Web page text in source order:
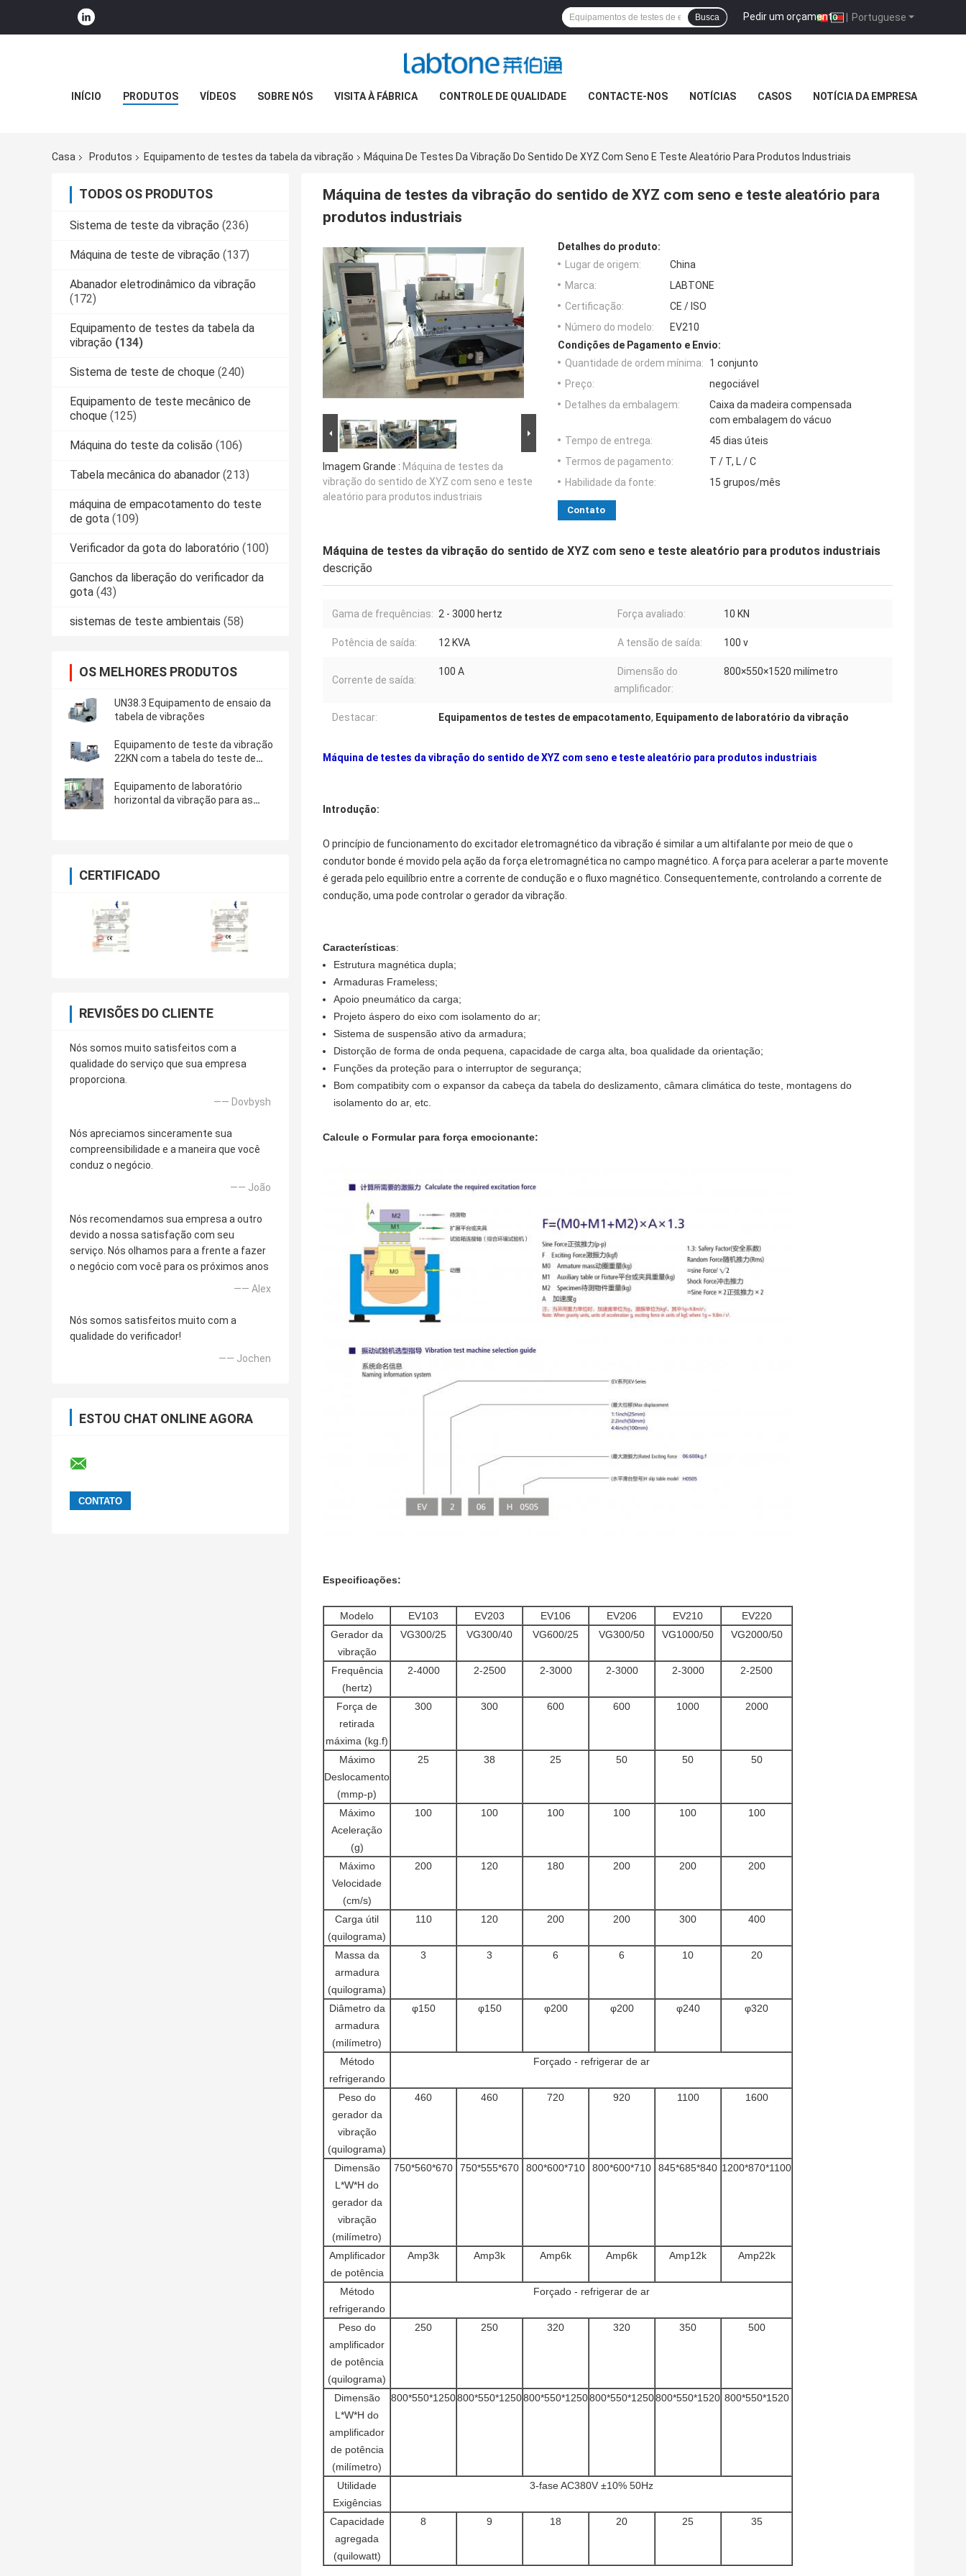
Portuguese
Pedir um orçamento |
Busca
INÍCIO PRODUTOS VÍDEOS SOBRE NÓS VISITA À FÁBRICA CONTROLE DE QUALIDADE CONTACTE-NOS NOTÍCIAS CASOS NOTÍCIA DA EMPRESA
Casa Produtos Equipamento de testes da tabela da vibração Máquina De Testes Da Vibração Do Sentido De XYZ Com Seno E Teste Aleatório Para Produtos Industriais
TODOS OS PRODUTOS
Sistema de teste da vibração (236)
Máquina de teste de vibração (137)
Abanador eletrodinâmico da vibração
(172)
Equipamento de testes da tabela da
vibração (134)
Sistema de teste de choque (240)
Equipamento de teste mecânico de
choque (125)
Máquina do teste da colisão (106)
Tabela mecânica do abanador (213)
máquina de empacotamento do teste
de gota (109)
Verificador da gota do laboratório (100)
Ganchos da liberação do verificador da
gota (43)
sistemas de teste ambientais (58)
OS MELHORES PRODUTOS
UN38.3 Equipamento de ensaio da
tabela de vibrações
Equipamento de teste da vibração
22KN com a tabela do teste de
vibração
Equipamento de laboratório
horizontal da vibração para as
CERTIFICADO
REVISÕES DO CLIENTE
Nós somos muito satisfeitos com a
qualidade do serviço que sua empresa
proporciona.
—— Dovbysh
Nós apreciamos sinceramente sua
compreensibilidade e a maneira que você
conduz o negócio.
—— João
Nós recomendamos sua empresa a outro
devido a nossa satisfação com seu
serviço. Nós olhamos para a frente a fazer
o negócio com você para os próximos anos
—— Alex
Nós somos satisfeitos muito com a
qualidade do verificador!
—— Jochen
ESTOU CHAT ONLINE AGORA
Máquina de testes da vibração do sentido de XYZ com seno e teste aleatório para
produtos industriais
Imagem Grande : Máquina de testes da
vibração do sentido de XYZ com seno e teste
aleatório para produtos industriais
Detalhes do produto:
Lugar de origem:
China
Marca:
LABTONE
Certificação:
CE / ISO
Número do modelo:
EV210
Condições de Pagamento e Envio:
Quantidade de ordem mínima:
1 conjunto
Preço:
negociável
Detalhes da embalagem:
Caixa da madeira compensada
com embalagem do vácuo
Tempo de entrega:
45 dias úteis
Termos de pagamento:
T / T, L / C
Habilidade da fonte:
15 grupos/mês
Contato
Máquina de testes da vibração do sentido de XYZ com seno e teste aleatório para produtos industriais
descrição
Gama de frequências: 2 - 3000 hertz Força avaliado: 10 KN
Potência de saída: 12 KVA A tensão de saída: 100 v
Corrente de saída:
100 A
Dimensão do
amplificador:
800×550×1520 milímetro
Destacar: Equipamentos de testes de empacotamento, Equipamento de laboratório da vibração
Máquina de testes da vibração do sentido de XYZ com seno e teste aleatório para produtos industriais
Introdução:
O princípio de funcionamento do excitador eletromagnético da vibração é similar a um altifalante por meio de que o
condutor bonde é movido pela ação da força eletromagnética no campo magnético. A força para acelerar a parte movente
é gerada pelo equilíbrio entre a corrente de condução e o fluxo magnético. Consequentemente, controlando a corrente de
condução, uma pode controlar o gerador da vibração.
Características:
Estrutura magnética dupla;
Armaduras Frameless;
Apoio pneumático da carga;
Projeto áspero do eixo com isolamento do ar;
Sistema de suspensão ativo da armadura;
Distorção de forma de onda pequena, capacidade de carga alta, boa qualidade da orientação;
Funções da proteção para o interruptor de segurança;
Bom compatibity com o expansor da cabeça da tabela do deslizamento, câmara climática do teste, montagens do
isolamento do ar, etc.
Calcule o Formular para força emocionante:
Especificações:
Modelo EV103 EV203 EV106 EV206 EV210
EV220
Gerador da
vibração
VG300/25 VG300/40 VG600/25 VG300/50 VG1000/50 VG2000/50
Frequência
(hertz)
2-4000 2-2500 2-3000 2-3000 2-3000 2-2500
Força de
retirada
máxima (kg.f)
300 300 600 600 1000 2000
Máximo
Deslocamento
(mmp-p)
25 38 25 50 50 50
Máximo
Aceleração
(g)
100 100 100 100 100 100
Máximo
Velocidade
(cm/s)
200 120 180 200 200 200
Carga útil
(quilograma)
110 120 200 200 300 400
Massa da
armadura
(quilograma)
3 3 6 6 10 20
Diâmetro da
armadura
(milímetro)
φ150 φ150 φ200 φ200 φ240 φ320
Método
refrigerando
Forçado - refrigerar de ar
Peso do
gerador da
vibração
(quilograma)
460 460 720 920 1100 1600
Dimensão
L*W*H do
gerador da
vibração
(milímetro)
750*560*670 750*555*670 800*600*710 800*600*710 845*685*840 1200*870*1100
Amplificador
de potência
Amp3k Amp3k Amp6k Amp6k Amp12k Amp22k
Método
refrigerando
Forçado - refrigerar de ar
Peso do
amplificador
de potência
(quilograma)
250 250 320 320 350 500
Dimensão
L*W*H do
amplificador
de potência
(milímetro)
800*550*1250800*550*1250800*550*1250800*550*1250800*550*1520 800*550*1520
Utilidade
Exigências
3-fase AC380V ±10% 50Hz
Capacidade
agregada
(quilowatt)
8 9 18 20 25 35